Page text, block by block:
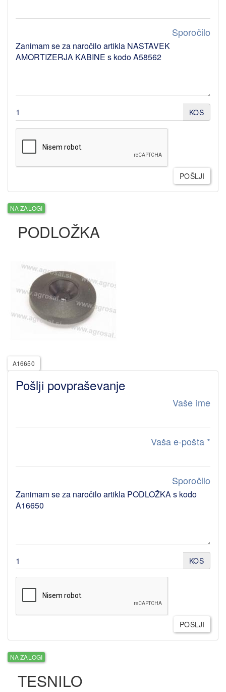
Sporočilo
KOS
POŠLJI
NA ZALOGI
PODLOŽKA
A16650
Pošlji povpraševanje
Vaše ime
Vaša e-pošta *
Sporočilo
KOS
POŠLJI
NA ZALOGI
TESNILO